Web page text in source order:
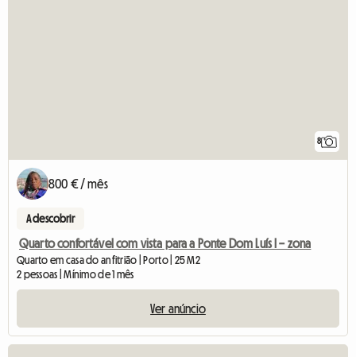
8
800 € / mês
A descobrir
Quarto confortável com vista para a Ponte Dom Luís I – zona
Quarto em casa do anfitrião | Porto | 25 M2
2 pessoas | Mínimo de 1 mês
Ver anúncio